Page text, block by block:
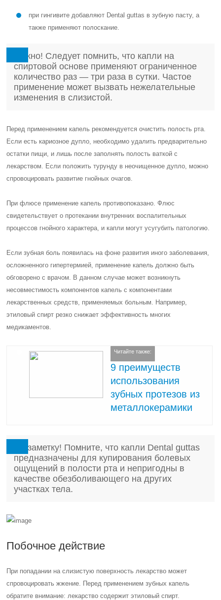
при гингивите добавляют Dental guttas в зубную пасту, а
также применяют полоскание.
Важно! Следует помнить, что капли на
спиртовой основе применяют ограниченное
количество раз — три раза в сутки. Частое
применение может вызвать нежелательные
изменения в слизистой.
Перед применением капель рекомендуется очистить полость рта.
Если есть кариозное дупло, необходимо удалить предварительно
остатки пищи, и лишь после заполнять полость ваткой с
лекарством. Если положить турунду в неочищенное дупло, можно
спровоцировать развитие гнойных очагов.
При флюсе применение капель противопоказано. Флюс
свидетельствует о протекании внутренних воспалительных
процессов гнойного характера, и капли могут усугубить патологию.
Если зубная боль появилась на фоне развития иного заболевания,
осложненного гипертермией, применение капель должно быть
обговорено с врачом. В данном случае может возникнуть
несовместимость компонентов капель с компонентами
лекарственных средств, применяемых больным. Например,
этиловый спирт резко снижает эффективность многих
медикаментов.
Читайте также:
9 преимуществ
использования
зубных протезов из
металлокерамики
На заметку! Помните, что капли Dental guttas
предназначены для купирования болевых
ощущений в полости рта и непригодны в
качестве обезболивающего на других
участках тела.
Побочное действие
При попадании на слизистую поверхность лекарство может
спровоцировать жжение. Перед применением зубных капель
обратите внимание: лекарство содержит этиловый спирт.